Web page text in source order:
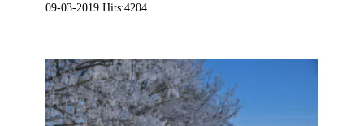
09-03-2019 Hits:4204